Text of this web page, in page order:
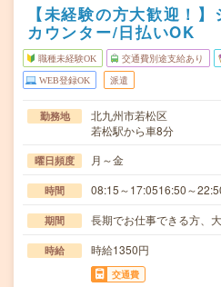
【未経験の方大歓迎！
カウンター/日払いOK
職種未経験OK 交通費別途支給あり
WEB登録OK 派遣
勤務地
北九州市若松区
若松駅から車8分
曜日頻度 月～金
時間 08:15～17:0516:50～
期間 長期でお仕事できる方、
時給 時給1350円
交通費